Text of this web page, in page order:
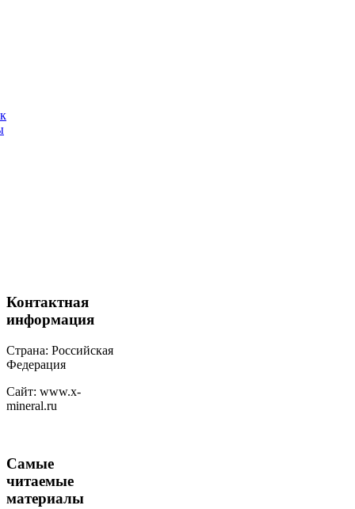
Контактная
информация
Страна: Российская
Федерация
Сайт: www.x-
mineral.ru
Самые
читаемые
материалы